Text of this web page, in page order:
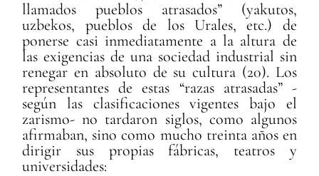
llamados pueblos atrasados” (yakutos,
uzbekos, pueblos de los Urales, etc.) de
ponerse casi inmediatamente a la altura de
las exigencias de una sociedad industrial sin
renegar en absoluto de su cultura (20). Los
representantes de estas “razas atrasadas” -
según las clasificaciones vigentes bajo el
zarismo- no tardaron siglos, como algunos
afirmaban, sino como mucho treinta años en
dirigir sus propias fábricas, teatros y
universidades: